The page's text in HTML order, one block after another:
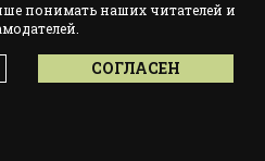
понимать наших читателей и
СОГЛАСЕН